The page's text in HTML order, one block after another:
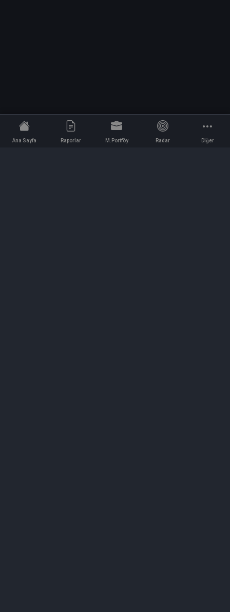
Ana Sayfa Raporlar M.Portföy Radar Diğer